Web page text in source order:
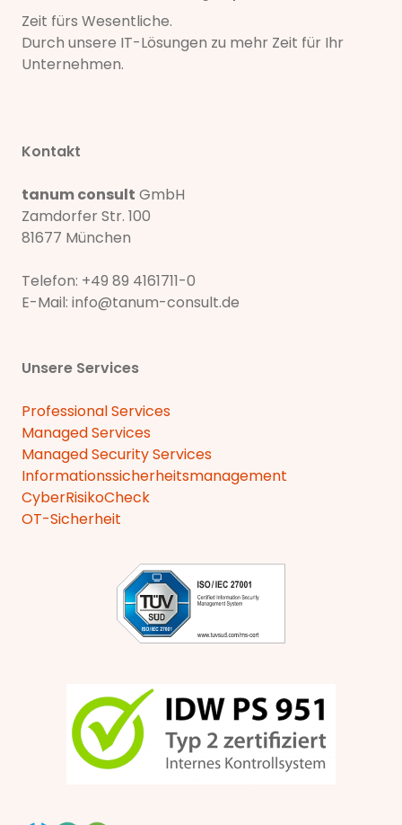
Zeit fürs Wesentliche.
Durch unsere IT-Lösungen zu mehr Zeit für Ihr
Unternehmen.
Kontakt
tanum consult GmbH
Zamdorfer Str. 100
81677 München
Telefon: +49 89 4161711-0
E-Mail: info@tanum-consult.de
Unsere Services
Professional Services
Managed Services
Managed Security Services
Informationssicherheitsmanagement
CyberRisikoCheck
OT-Sicherheit